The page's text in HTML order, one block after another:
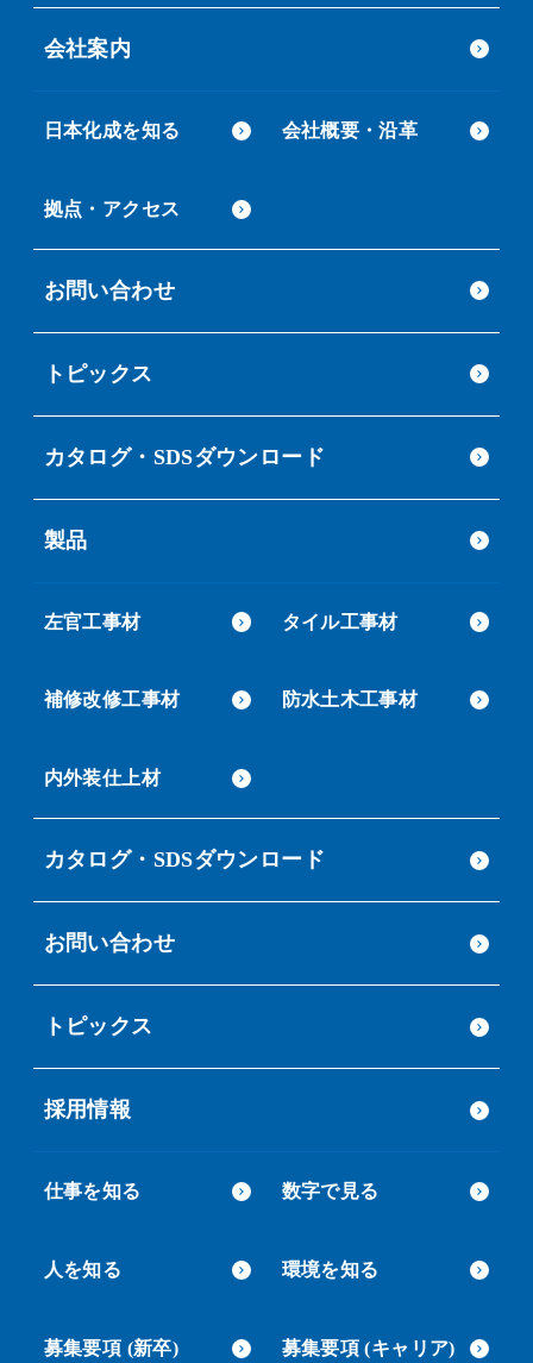
会社案内
日本化成を知る 会社概要・沿革
拠点・アクセス
お問い合わせ
トピックス
カタログ・SDSダウンロード
製品
左官工事材 タイル工事材
補修改修工事材 防水土木工事材
内外装仕上材
カタログ・SDSダウンロード
お問い合わせ
トピックス
採用情報
仕事を知る 数字で見る
人を知る 環境を知る
募集要項 (新卒) 募集要項 (キャリア)